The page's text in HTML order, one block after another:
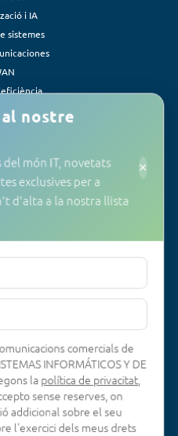
i IA
sistemes
RID
nostre
món IT, novetats
exclusives per a
d'alta a la nostra llista
×
comercials de
INFORMÁTICOS Y DE
lapolítica de privacitat,
sense reserves, on
addicional sobre el seu
l'exercici dels meus drets